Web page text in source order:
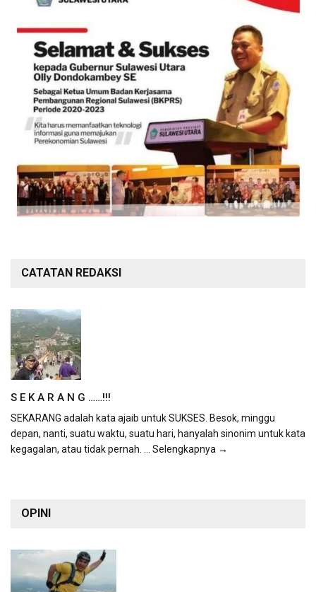
CATATAN REDAKSI
S E K A R A N G ……!!!
SEKARANG adalah kata ajaib untuk SUKSES. Besok, minggu
depan, nanti, suatu waktu, suatu hari, hanyalah sinonim untuk kata
kegagalan, atau tidak pernah. ... Selengkapnya →
OPINI